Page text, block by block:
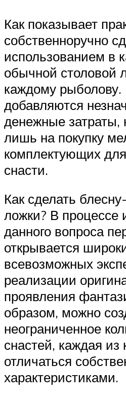
Как показывает
собственноручно
использованием в
обычной столовой
каждому рыболову.
добавляются
денежные затраты,
лишь на покупку
комплектующих
снасти.
Как сделать
ложки? В процессе
данного вопроса
открывается
всевозможных
реализации
проявления
образом, можно
неограниченное
снастей, каждая из
отличаться
характеристиками.